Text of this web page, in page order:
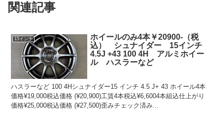
関連記事
15インチ
ホイールのみ4本￥20900-（税
込） シュナイダー 15インチ
4.5J +43 100 4H アルミホイー
ル ハスラーなど
ハスラーなど 100 4Hシュナイダー15 インチ 4.5 J+ 43 ホイール4本
価格¥19,000税込価格 (¥20,900)工賃4本税込¥6,6004本組込仕上がり
価格¥25,000税込価格 (¥27,500)歪みチェック済み...